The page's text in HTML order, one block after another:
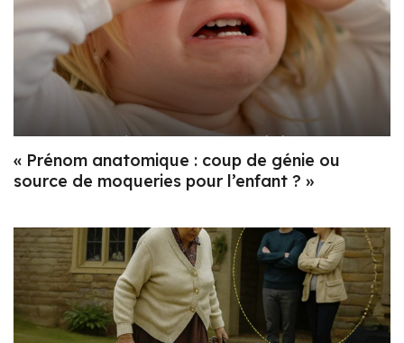
« Prénom anatomique : coup de génie ou
source de moqueries pour l’enfant ? »